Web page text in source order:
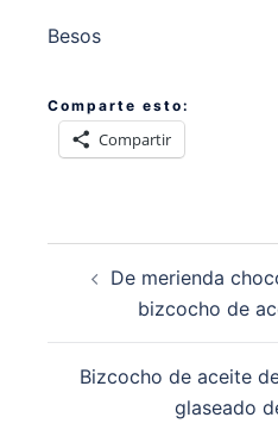
Besos
Comparte esto:
Compartir
entradas
De merienda
bizcocho de
Bizcocho de aceite
glaseado